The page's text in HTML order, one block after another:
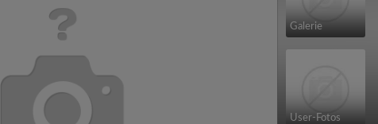
Galerie
User-Fotos